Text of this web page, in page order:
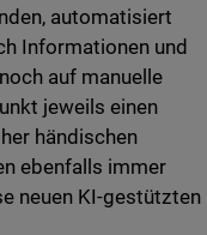
automatisiert
Informationen und
auf manuelle
jeweils einen
händischen
ebenfalls immer
neuen KI-gestützten